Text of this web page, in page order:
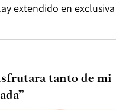
extendido en exclusiva
tanto de mi